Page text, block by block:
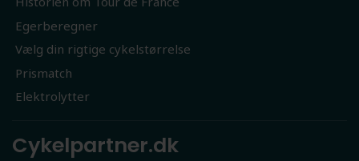
Egerberegner
Vælg din rigtige cykelstørrelse
Prismatch
Elektrolytter
Cykelpartner.dk